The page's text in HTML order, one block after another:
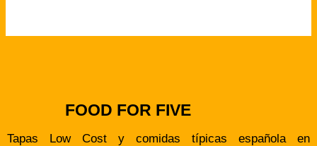
FOOD FOR FIVE
Tapas Low Cost y comidas típicas española en